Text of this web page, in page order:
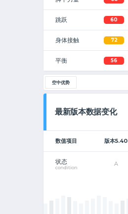
跳跃 60
身体接触 72
平衡 56
空中优势
最新版本数据变化
数值项目 版本5.40
状态
condition
A